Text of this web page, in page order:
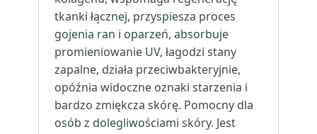
tkanki łącznej, przyspiesza proces
gojenia ran i oparzeń, absorbuje
promieniowanie UV, łagodzi stany
zapalne, działa przeciwbakteryjnie,
opóźnia widoczne oznaki starzenia i
bardzo zmiękcza skórę. Pomocny dla
osób z dolegliwościami skóry. Jest